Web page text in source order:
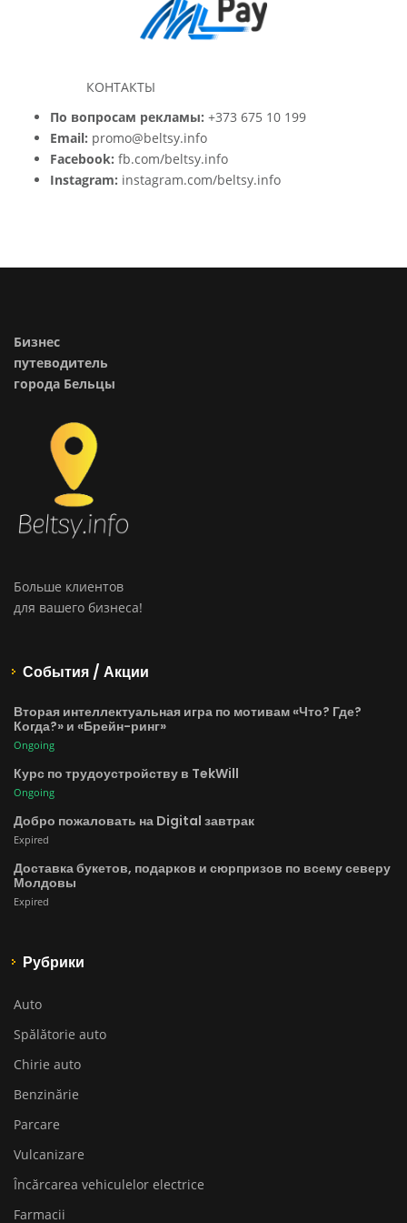
КОНТАКТЫ
По вопросам рекламы: +373 675 10 199
Email: promo@beltsy.info
Facebook: fb.com/beltsy.info
Instagram: instagram.com/beltsy.info
Бизнес
путеводитель
города Бельцы
Больше клиентов
для вашего бизнеса!
События / Акции
Вторая интеллектуальная игра по мотивам «Что? Где?
Когда?» и «Брейн-ринг»
Ongoing
Курс по трудоустройству в TekWill
Ongoing
Добро пожаловать на Digital завтрак
Expired
Доставка букетов, подарков и сюрпризов по всему северу
Молдовы
Expired
Рубрики
Auto
Spălătorie auto
Chirie auto
Benzinărie
Parcare
Vulcanizare
Încărcarea vehiculelor electrice
Farmacii